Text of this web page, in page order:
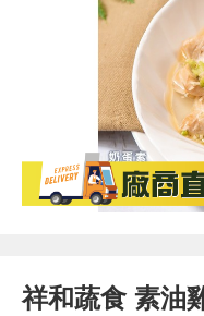
祥和蔬食 素油